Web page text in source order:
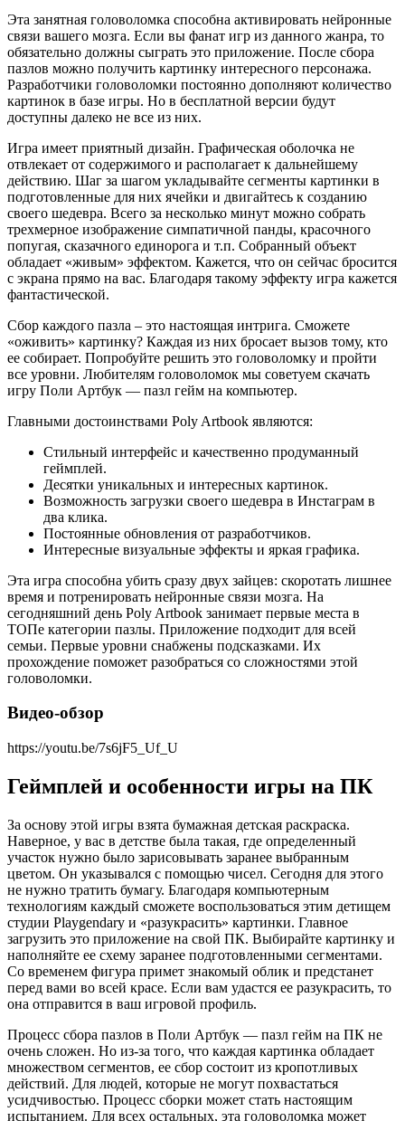
Эта занятная головоломка способна активировать нейронные
связи вашего мозга. Если вы фанат игр из данного жанра, то
обязательно должны сыграть это приложение. После сбора
пазлов можно получить картинку интересного персонажа.
Разработчики головоломки постоянно дополняют количество
картинок в базе игры. Но в бесплатной версии будут
доступны далеко не все из них.
Игра имеет приятный дизайн. Графическая оболочка не
отвлекает от содержимого и располагает к дальнейшему
действию. Шаг за шагом укладывайте сегменты картинки в
подготовленные для них ячейки и двигайтесь к созданию
своего шедевра. Всего за несколько минут можно собрать
трехмерное изображение симпатичной панды, красочного
попугая, сказачного единорога и т.п. Собранный объект
обладает «живым» эффектом. Кажется, что он сейчас бросится
с экрана прямо на вас. Благодаря такому эффекту игра кажется
фантастической.
Сбор каждого пазла – это настоящая интрига. Сможете
«оживить» картинку? Каждая из них бросает вызов тому, кто
ее собирает. Попробуйте решить это головоломку и пройти
все уровни. Любителям головоломок мы советуем скачать
игру Поли Артбук — пазл гейм на компьютер.
Главными достоинствами Poly Artbook являются:
Стильный интерфейс и качественно продуманный
геймплей.
Десятки уникальных и интересных картинок.
Возможность загрузки своего шедевра в Инстаграм в
два клика.
Постоянные обновления от разработчиков.
Интересные визуальные эффекты и яркая графика.
Эта игра способна убить сразу двух зайцев: скоротать лишнее
время и потренировать нейронные связи мозга. На
сегодняшний день Poly Artbook занимает первые места в
ТОПе категории пазлы. Приложение подходит для всей
семьи. Первые уровни снабжены подсказками. Их
прохождение поможет разобраться со сложностями этой
головоломки.
Видео-обзор
https://youtu.be/7s6jF5_Uf_U
Геймплей и особенности игры на ПК
За основу этой игры взята бумажная детская раскраска.
Наверное, у вас в детстве была такая, где определенный
участок нужно было зарисовывать заранее выбранным
цветом. Он указывался с помощью чисел. Сегодня для этого
не нужно тратить бумагу. Благодаря компьютерным
технологиям каждый сможете воспользоваться этим детищем
студии Playgendary и «разукрасить» картинки. Главное
загрузить это приложение на свой ПК. Выбирайте картинку и
наполняйте ее схему заранее подготовленными сегментами.
Со временем фигура примет знакомый облик и предстанет
перед вами во всей красе. Если вам удастся ее разукрасить, то
она отправится в ваш игровой профиль.
Процесс сбора пазлов в Поли Артбук — пазл гейм на ПК не
очень сложен. Но из-за того, что каждая картинка обладает
множеством сегментов, ее сбор состоит из кропотливых
действий. Для людей, которые не могут похвастаться
усидчивостью. Процесс сборки может стать настоящим
испытанием. Для всех остальных, эта головоломка может